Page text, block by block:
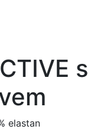
s
elastan